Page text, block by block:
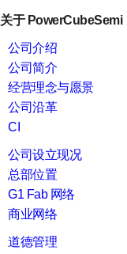
关于 PowerCubeSemi
公司介绍
公司简介
经营理念与愿景
公司沿革
CI
公司设立现况
总部位置
G1 Fab 网络
商业网络
道德管理